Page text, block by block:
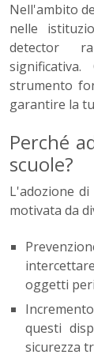
Nell'ambito
nelle
detector
strumento
garantire la
Perché
scuole?
L'adozione
motivata da
oggetti
questi
sicurezza